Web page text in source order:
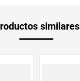
similares